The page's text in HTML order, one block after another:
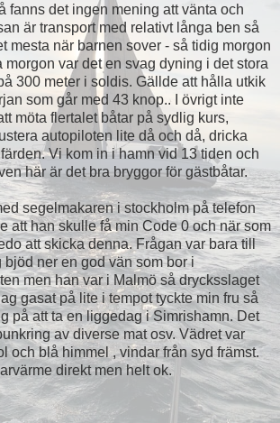
fanns det ingen mening att vänta och
är transport med relativt långa ben så
mesta när barnen sover - så tidig morgon
var det en svag dyning i det stora
300 meter i soldis. Gällde att hålla utkik
som går med 43 knop.. I övrigt inte
möta flertalet båtar på sydlig kurs,
autopiloten lite då och då, dricka
Vi kom in i hamn vid 13 tiden och
här är det bra bryggor för gästbåtar.
segelmakaren i stockholm på telefon
att han skulle få min Code 0 och när som
att skicka denna. Frågan var bara till
ner en god vän som bor i
men han var i Malmö så drycksslaget
gasat på lite i tempot tyckte min fru så
på att ta en liggedag i Simrishamn. Det
av diverse mat osv. Vädret var
och blå himmel , vindar från syd främst.
direkt men helt ok.